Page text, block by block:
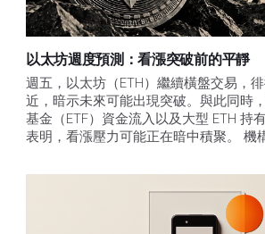
以太坊週度預測：看漲突破前的平靜
週五，以太坊（ETH）繼續橫盤交易，
近，暗示未來可能出現突破。與此同時
基金（ETF）資金流入以及大型 ETH 持
表明，看漲壓力可能正在暗中積聚。 機